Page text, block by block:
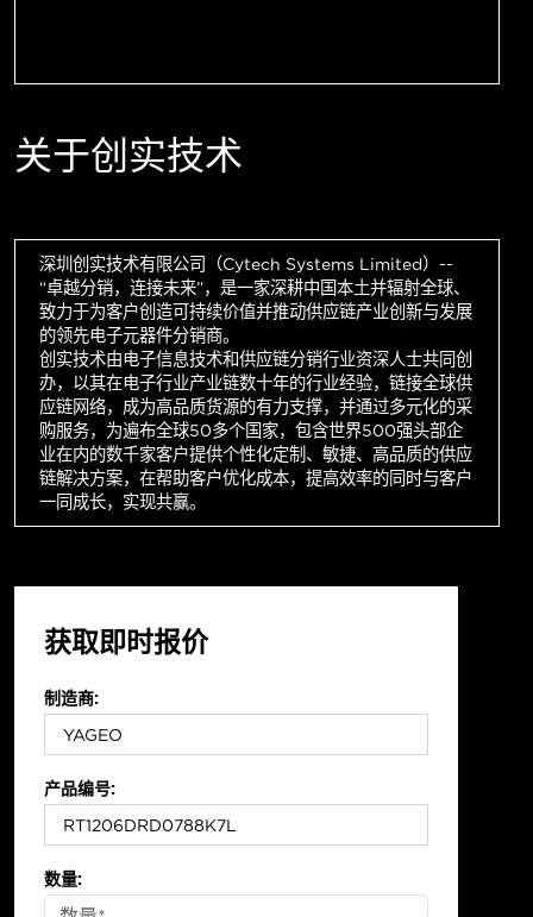
关于创实技术
深圳创实技术有限公司（Cytech Systems Limited）--
“卓越分销，连接未来”，是一家深耕中国本土并辐射全球、
致力于为客户创造可持续价值并推动供应链产业创新与发展
的领先电子元器件分销商。
创实技术由电子信息技术和供应链分销行业资深人士共同创
办，以其在电子行业产业链数十年的行业经验，链接全球供
应链网络，成为高品质货源的有力支撑，并通过多元化的采
购服务，为遍布全球50多个国家，包含世界500强头部企
业在内的数千家客户提供个性化定制、敏捷、高品质的供应
链解决方案，在帮助客户优化成本，提高效率的同时与客户
一同成长，实现共赢。
获取即时报价
制造商:
产品编号:
数量: